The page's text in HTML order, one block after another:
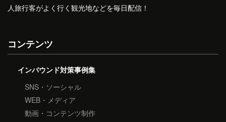
人旅行客がよく行く観光地などを毎日配信！
コンテンツ
インバウンド対策事例集
SNS・ソーシャル
WEB・メディア
動画・コンテンツ制作